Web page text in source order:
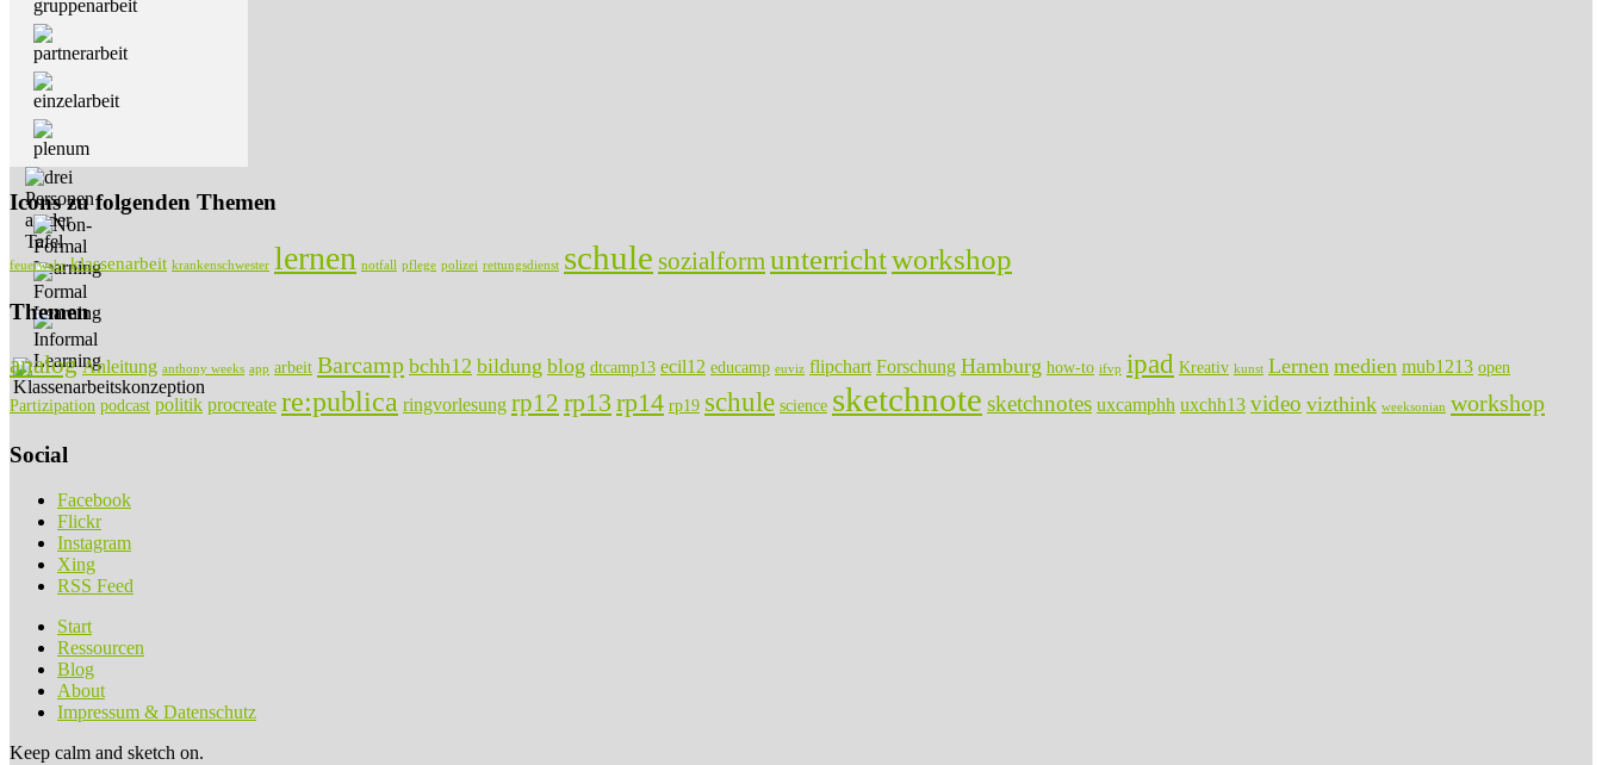
Icons zu folgenden Themen
feuerwehr klassenarbeit krankenschwester lernen notfall pflege polizei rettungsdienst schule sozialform unterrichtworkshop
Themen
analog Anleitung anthony weeks app arbeit Barcamp bchh12 bildung blog dtcamp13 ecil12 educamp euviz flipchart Forschung Hamburg how-to ifvp ipad Kreativ kunst Lernen medien mub1213 open
Partizipation podcast politik procreate re:publica ringvorlesung rp12 rp13 rp14 rp19 schule science sketchnote sketchnotes uxcamphh uxchh13 video vizthink weeksonian workshop
Social
Facebook
Flickr
Instagram
Xing
RSS Feed
Start
Ressourcen
Blog
About
Impressum & Datenschutz
Keep calm and sketch on.